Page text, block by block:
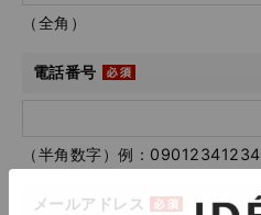
（全角）
電話番号
（半角数字）例：09012341234
メールアドレス